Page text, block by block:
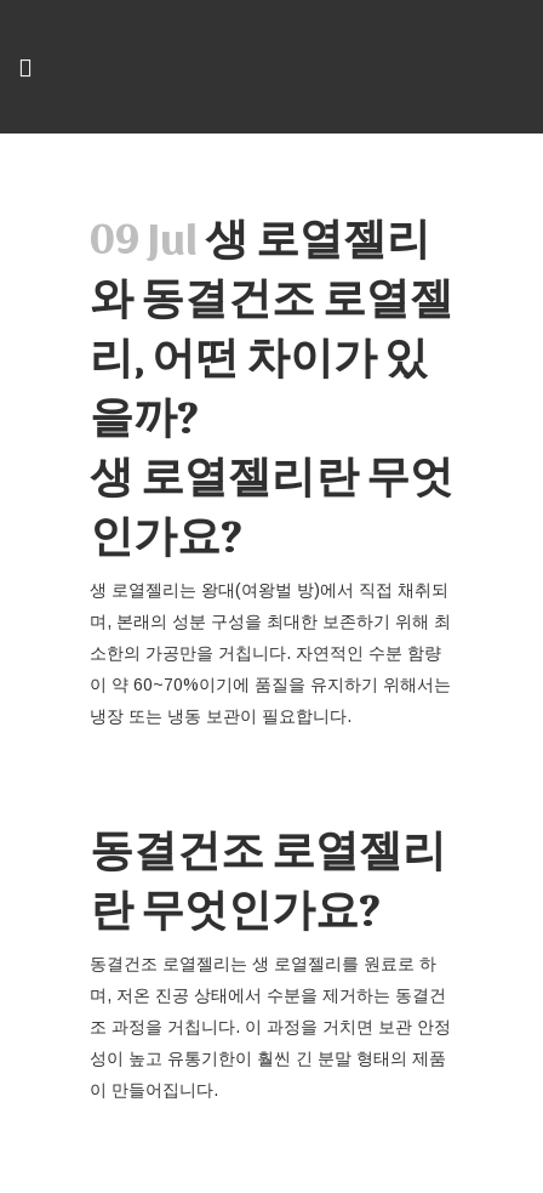
09 Jul생 로열젤리
와 동결건조 로열젤
리, 어떤 차이가 있
을까?
생 로열젤리란 무엇
인가요?
생 로열젤리는 왕대(여왕벌 방)에서 직접 채취되
며, 본래의 성분 구성을 최대한 보존하기 위해 최
소한의 가공만을 거칩니다. 자연적인 수분 함량
이 약 60~70%이기에 품질을 유지하기 위해서는
냉장 또는 냉동 보관이 필요합니다.
동결건조 로열젤리
란 무엇인가요?
동결건조 로열젤리는 생 로열젤리를 원료로 하
며, 저온 진공 상태에서 수분을 제거하는 동결건
조 과정을 거칩니다. 이 과정을 거치면 보관 안정
성이 높고 유통기한이 훨씬 긴 분말 형태의 제품
이 만들어집니다.